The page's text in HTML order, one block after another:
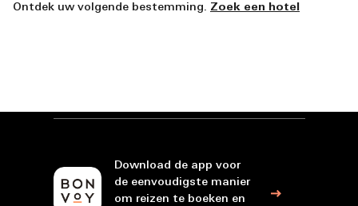
Ontdek uw volgende bestemming. Zoek een hotel
Download de app voor
de eenvoudigste manier
om reizen te boeken en